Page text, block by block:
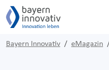
Bayern Innovativ eMagazin